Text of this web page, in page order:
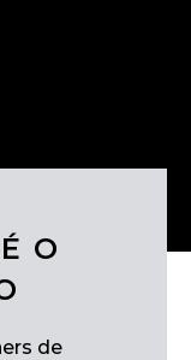
O
de